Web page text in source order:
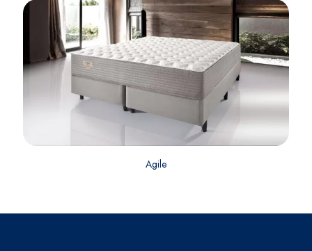
Agile